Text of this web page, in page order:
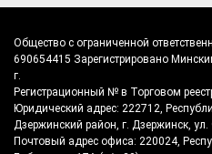
Общество с ограниченной
690654415 Зарегистрировано
г.
Регистрационный № в Торговом
Юридический адрес: 222712,
Дзержинский район, г. Дзержинск,
Почтовый адрес офиса: 220024,